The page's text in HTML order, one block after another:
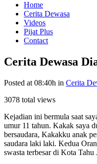
Home
Cerita Dewasa
Videos
Pijat Plus
Contact
Cerita Dewasa
Posted at 08:40h in Cerita
3078 total views
Kejadian ini bermula saat
umur 11 tahun. Kakak saya
bersaudara, Kakakku anak
saudara laki laki. Kedua
swasta terbesar di Kota Tahu